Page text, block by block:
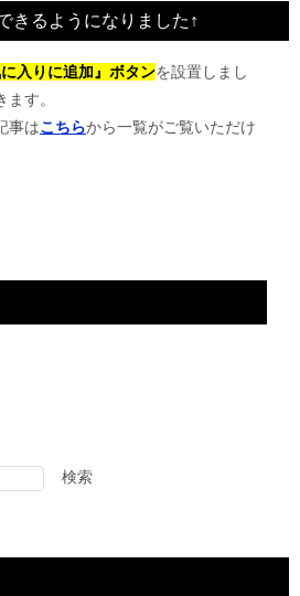
きるようになりました↑
に入りに追加』ボタンを設置しまし
ます。
事はこちらから一覧がご覧いただけ
検索